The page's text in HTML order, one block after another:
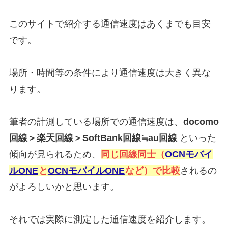
このサイトで紹介する通信速度はあくまでも目安
です。
場所・時間等の条件により通信速度は大きく異な
ります。
筆者の計測している場所での通信速度は、 docomo
回線＞楽天回線＞ SoftBank回線≒au回線 といった
傾向が見られるため、
同じ回線同士（OCNモバイ
ルONE とOCNモバイルONEなど）で比較されるの
がよろしいかと思います。
それでは実際に測定した通信速度を紹介します。